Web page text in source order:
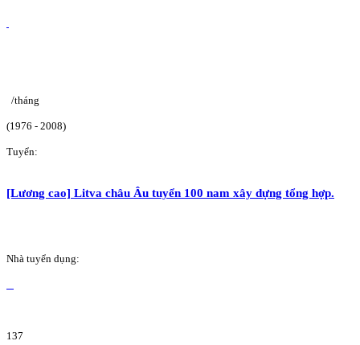
/tháng
(1976 - 2008)
Tuyển:
[Lương cao] Litva châu Âu tuyển 100 nam xây dựng tổng hợp.
Nhà tuyển dụng:
137